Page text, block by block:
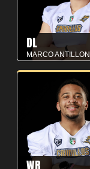
DL
MARCO ANTILLON
WR